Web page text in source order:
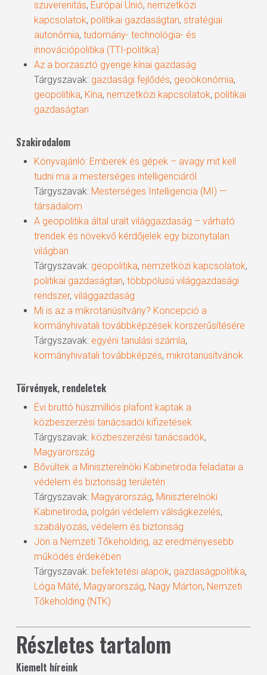
szuverenitás, Európai Unió, nemzetközi
kapcsolatok, politikai gazdaságtan, stratégiai
autonómia, tudomány- technológia- és
innovációpolitika (TTI-politika)
Az a borzasztó gyenge kínai gazdaság
Tárgyszavak: gazdasági fejlődés, geoökonómia,
geopolitika, Kína, nemzetközi kapcsolatok, politikai
gazdaságtan
Szakirodalom
Könyvajánló: Emberek és gépek – avagy mit kell
tudni ma a mesterséges intelligenciáról
Tárgyszavak: Mesterséges Intelligencia (MI) —
társadalom
A geopolitika által uralt világgazdaság – várható
trendek és növekvő kérdőjelek egy bizonytalan
világban
Tárgyszavak: geopolitika, nemzetközi kapcsolatok,
politikai gazdaságtan, többpólusú világgazdasági
rendszer, világgazdaság
Mi is az a mikrotanúsítvány? Koncepció a
kormányhivatali továbbképzések korszerűsítésére
Tárgyszavak: egyéni tanulási számla,
kormányhivatali továbbképzés, mikrotanúsítvánok
Törvények, rendeletek
Évi bruttó húszmilliós plafont kaptak a
közbeszerzési tanácsadói kifizetések
Tárgyszavak: közbeszerzési tanácsadók,
Magyarország
Bővültek a Miniszterelnöki Kabinetiroda feladatai a
védelem és biztonság területén
Tárgyszavak: Magyarország, Miniszterelnöki
Kabinetiroda, polgári védelem válságkezelés,
szabályozás, védelem és biztonság
Jön a Nemzeti Tőkeholding, az eredményesebb
működés érdekében
Tárgyszavak: befektetési alapok, gazdaságpolitika,
Lóga Máté, Magyarország, Nagy Márton, Nemzeti
Tőkeholding (NTK)
Részletes tartalom
Kiemelt híreink